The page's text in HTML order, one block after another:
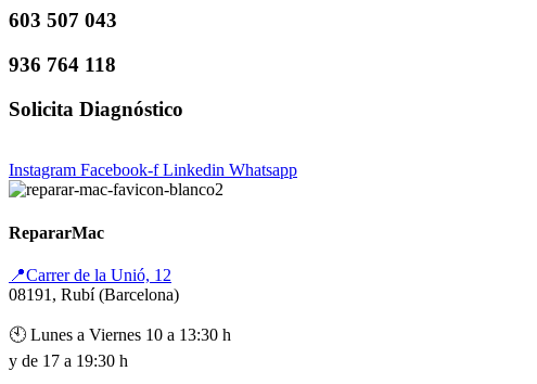
603 507 043
936 764 118
Solicita Diagnóstico
Instagram Facebook-f Linkedin Whatsapp
RepararMac
📍Carrer de la Unió, 12
08191, Rubí (Barcelona)
🕙 Lunes a Viernes 10 a 13:30 h
y de 17 a 19:30 h